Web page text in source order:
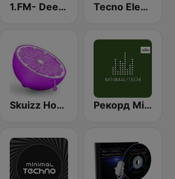
1.FM- Deep Techno & Tech House Tecno Electro
Skuizz House Рекорд Minimal/Tech (Record Minimal/Tech)